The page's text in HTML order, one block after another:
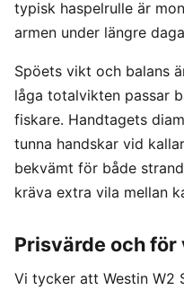
typisk haspelrulle är
armen under längre
Spöets vikt och balans
låga totalvikten passar
fiskare. Handtagets
tunna handskar vid
bekvämt för både
kräva extra vila mellan
Prisvärde och
Vi tycker att Westin W2